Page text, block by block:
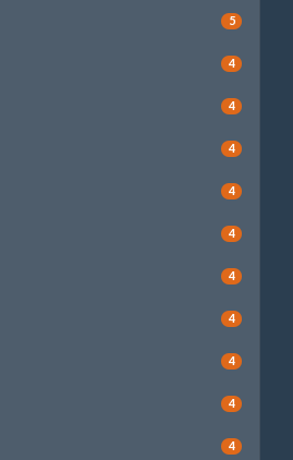
5
4
4
4
4
4
4
4
4
4
4